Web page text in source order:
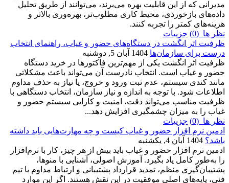
مدیرانی که از این قابلیت بهره می‌برند، می‌توانند از طریق تحلیل
داده‌های بازخوردی، محیط کاری مطلوب‌تر، بهره‌وری بالاتر و
هزینه‌های کمتر را تجربه کنند.
نظر ها (0)
جزییات
ظرفیت اثر انگشت در دستگاه‌های حضور و غیاب، راهنمای انتخاب
درست برای سازمان‌ها 1404 آبان 5, دوشنبه
ظرفیت اثر انگشت یکی از مهم‌ترین فاکتورها در خرید دستگاه
حضور و غیاب است. انتخاب نادرست آن می‌تواند باعث مشکلاتی
مانند کندی سیستم، عدم ثبت ورود و خروج، یا نیاز به حذف مداوم
اطلاعات شود. با توجه به اندازه و نیاز سازمان، انتخاب دستگاهی با
ظرفیت مناسب می‌تواند دقت، امنیت و کارایی سیستم حضور و
غیاب را به میزان چشمگیری افزایش دهد...
نظر ها (0)
جزییات
ادمین نرم افزار حضور و غیاب کیست و چه مهارت‌هایی باید داشته
باشد؟ 1404 آبان 4, یکشنبه
ادمین نرم افزار حضور و غیاب باید بیش از هر چیز، کار با نرم‌افزار
را به‌طور کامل یاد بگیرد. آموزش اصولی، آشنایی با منوها،
پشتیبان‌گیری منظم، تمدید قرارداد پشتیبانی و ارتباط مداوم با تیم
فنی، پایه‌های اصلی موفقیت در این نقش هستند. اگر این موارد